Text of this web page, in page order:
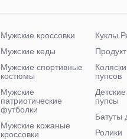
Мужские кроссовки
Мужские кеды
Мужские спортивные
костюмы
Мужские
патриотические
футболки
Мужские кожаные
кроссовки
Куклы
пупсов
пупсы
Батуты
Ролики